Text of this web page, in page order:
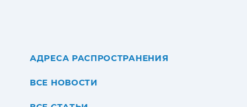
АДРЕСА РАСПРОСТРАНЕНИЯ
ВСЕ НОВОСТИ